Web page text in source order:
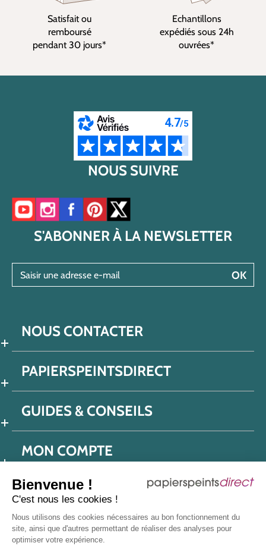
Bienvenue !
C'est nous les cookies !
Nous utilisons des cookies nécessaires au bon fonctionnement du
site, ainsi que d'autres permettant de réaliser des analyses pour
optimiser votre expérience.
Satisfait ou
remboursé
pendant 30 jours*
Echantillons
expédiés sous 24h
ouvrées*
NOUS SUIVRE
Accéder à notre chaîne YouTube
Accéder à notre compte Instagram
Accéder à notre page Facebook
Accéder à notre compte Pinterest
Accéder à notre compte Twitter/X
S'ABONNER À LA NEWSLETTER
OK
NOUS CONTACTER
PAPIERSPEINTSDIRECT
GUIDES & CONSEILS
MON COMPTE
Politique de confidentialité
Mentions légales